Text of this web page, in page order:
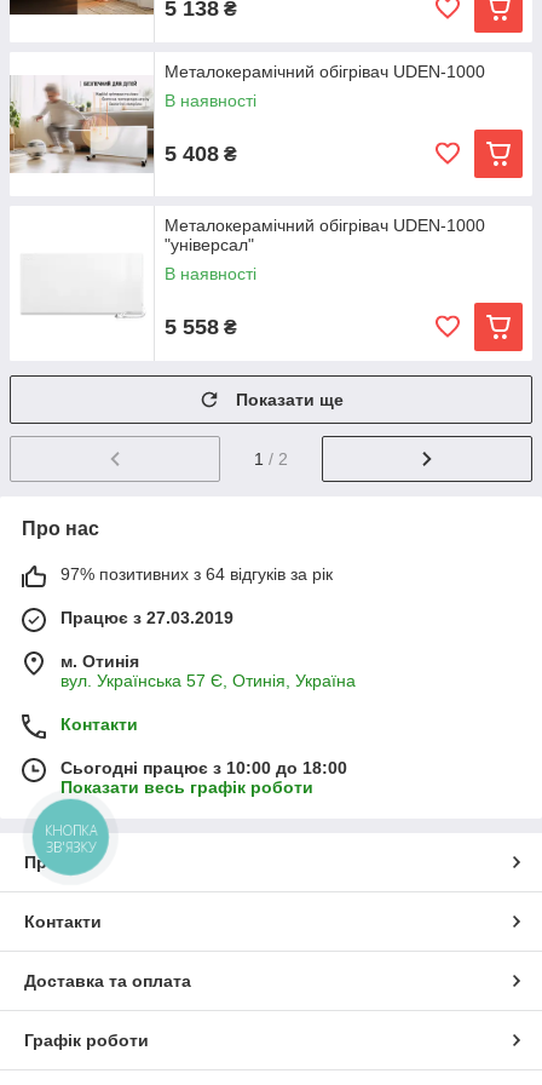
5 138 ₴
Металокерамічний обігрівач UDEN-1000
В наявності
5 408 ₴
Металокерамічний обігрівач UDEN-1000
"універсал"
В наявності
5 558 ₴
Показати ще
1 / 2
Про нас
97% позитивних з 64 відгуків за рік
Працює з 27.03.2019
м. Отинія
вул. Українська 57 Є, Отинія, Україна
Контакти
Сьогодні працює з 10:00 до 18:00
Показати весь графік роботи
Про нас
Контакти
Доставка та оплата
Графік роботи
КНОПКА
ЗВ'ЯЗКУ